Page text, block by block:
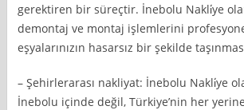
gerektiren bir süreçtir. İnebolu Nakli̇ye
demontaj ve montaj işlemlerini
eşyalarınızın hasarsız bir şekilde
– Şehirlerarası nakliyat: İnebolu Nakli̇ye
İnebolu içinde değil, Türkiye’nin her